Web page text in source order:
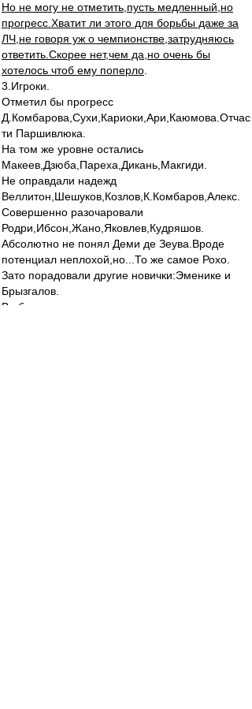
Но не могу не отметить,пусть медленный,но
прогресс.Хватит ли этого для борьбы даже за
ЛЧ,не говоря уж о чемпионстве,затрудняюсь
ответить.Скорее нет,чем да,но очень бы
хотелось чтоб ему поперло
3.Игроки.
Отметил бы прогресс
Д.Комбарова,Сухи,Кариоки,Ари,Каюмова.Отчас
ти Паршивлюка.
На том же уровне остались
Макеев,Дзюба,Пареха,Дикань,Макгиди.
Не оправдали надежд
Веллитон,Шешуков,Козлов,К.Комбаров,Алекс.
Совершенно разочаровали
Родри,Ибсон,Жано,Яковлев,Кудряшов.
Абсолютно не понял Деми де Зеува.Вроде
потенциал неплохой,но...То же самое Рохо.
Зато порадовали другие новички:Эменике и
Брызгалов.
В общем,очень неровно,тоже не выше троечки